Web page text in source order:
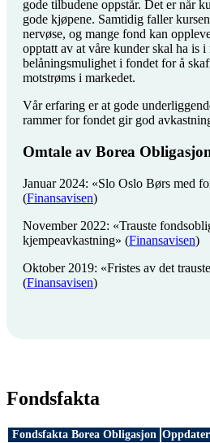
gode tilbudene oppstår. Det er når
gode kjøpene. Samtidig faller
nervøse, og mange fond kan
opptatt av at våre kunder skal ha is i
belåningsmulighet i fondet for å
motstrøms i markedet.
Vår erfaring er at gode
rammer for fondet gir god
Omtale av Borea
Januar 2024: «Slo Oslo Børs med
(Finansavisen)
November 2022: «Trauste
kjempeavkastning» (Finansavisen)
Oktober 2019: «Fristes av det
(Finansavisen)
Fondsfakta
Fondsfakta Borea Obligasjon